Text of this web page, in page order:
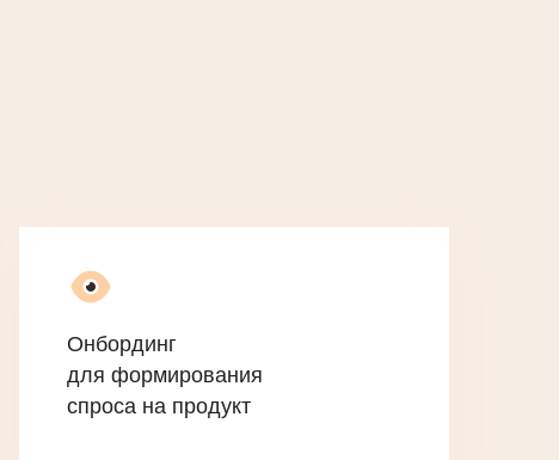
Онбординг
для формирования
спроса на продукт